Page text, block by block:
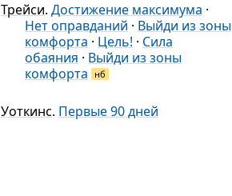
Трейси. Достижение максимума ·
Нет оправданий · Выйди из зоны
комфорта · Цель! · Сила
обаяния · Выйди из зоны
комфорта
нб
Уоткинс. Первые 90 дней